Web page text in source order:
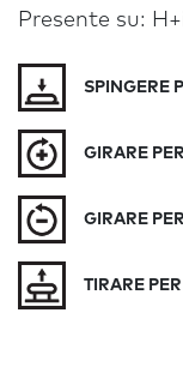
Presente su:
SPINGERE
GIRARE
GIRARE
TIRARE